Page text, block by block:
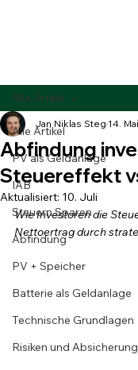
Alle Artikel
PV als Geldanlage
IAB
Steuern Sparen
Abfindung
PV + Speicher
Batterie als Geldanlage
Technische Grundlagen
Risiken und Absicherung
Alle Artikel
Abfindung
Steuereffekt
Jan Niklas Steg 14. Mai
Aktualisiert: 10. Juli
Wie Investoren die
Nettoertrag durch